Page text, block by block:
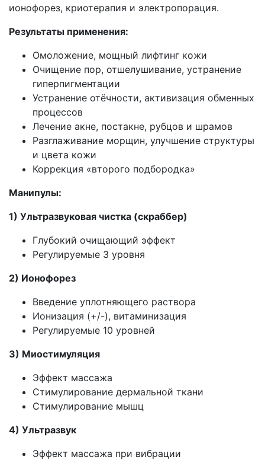
ионофорез, криотерапия и электропорация.
Результаты применения:
Омоложение, мощный лифтинг кожи
Очищение пор, отшелушивание, устранение
гиперпигментации
Устранение отёчности, активизация обменных
процессов
Лечение акне, постакне, рубцов и шрамов
Разглаживание морщин, улучшение структуры
и цвета кожи
Коррекция «второго подбородка»
Манипулы:
1) Ультразвуковая чистка (скраббер)
Глубокий очищающий эффект
Регулируемые 3 уровня
2) Ионофорез
Введение уплотняющего раствора
Ионизация (+/-), витаминизация
Регулируемые 10 уровней
3) Миостимуляция
Эффект массажа
Стимулирование дермальной ткани
Стимулирование мышц
4) Ультразвук
Эффект массажа при вибрации